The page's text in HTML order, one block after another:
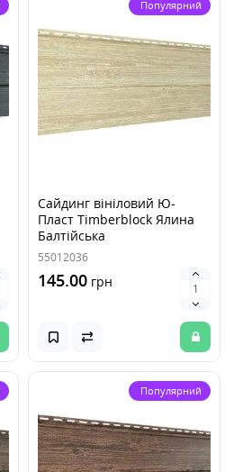
Популярний
Сайдинг вініловий Ю-
Пласт Timberblock Ялина
Балтійська
55012036
145.00 грн
Популярний